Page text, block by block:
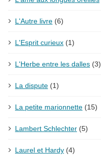
L'Autre livre (6)
L'Esprit curieux (1)
L'Herbe entre les dalles (3)
La dispute (1)
La petite marionnette (15)
Lambert Schlechter (5)
Laurel et Hardy (4)